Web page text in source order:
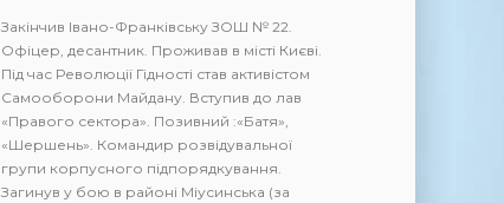
Закінчив Івано-Франківську ЗОШ № 22.
Офіцер, десантник. Проживав в місті Києві.
Під час Революції Гідності став активістом
Самооборони Майдану. Вступив до лав
«Правого сектора». Позивний :«Батя»,
«Шершень». Командир розвідувальної
групи корпусного підпорядкування.
Загинув у бою в районі Міусинська (за